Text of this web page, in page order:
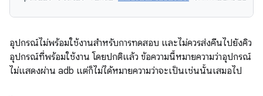
อุปกรณ์ไม่พร้อมใช้งานสำหรับการทดสอบ และไม่ควรส่งคืนไปยังคิว
อุปกรณ์ที่พร้อมใช้งาน โดยปกติแล้ว ข้อความนี้หมายความว่าอุปกรณ์
ไม่แสดงผ่าน adb แต่ก็ไม่ได้หมายความว่าจะเป็นเช่นนั้นเสมอไป